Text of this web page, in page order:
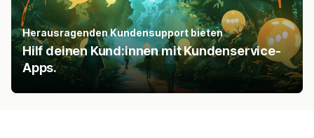
Herausragenden Kundensupport bieten
Hilf deinen Kund:innen mit Kundenservice-
Apps.